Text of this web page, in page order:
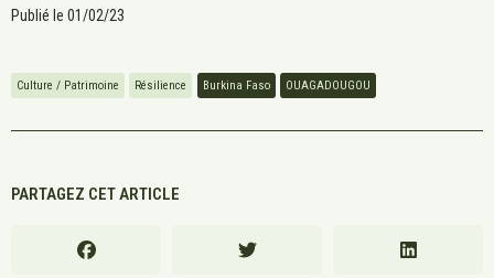
Publié le 01/02/23
Culture / Patrimoine Résilience Burkina Faso OUAGADOUGOU
PARTAGEZ CET ARTICLE